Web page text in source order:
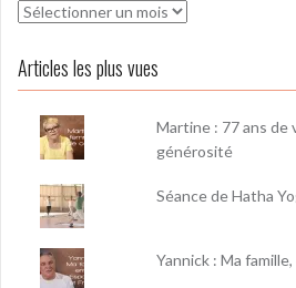
Archives
Articles les plus vues
Martine : 77 ans de
générosité
Séance de Hatha
Yannick : Ma